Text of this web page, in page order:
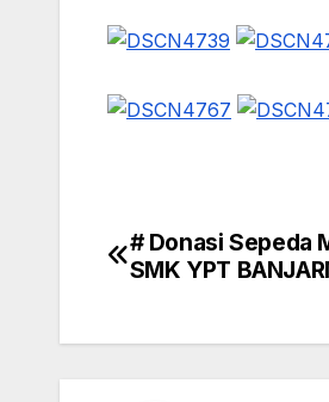
Navigasi
# Donasi Sepeda
SMK YPT